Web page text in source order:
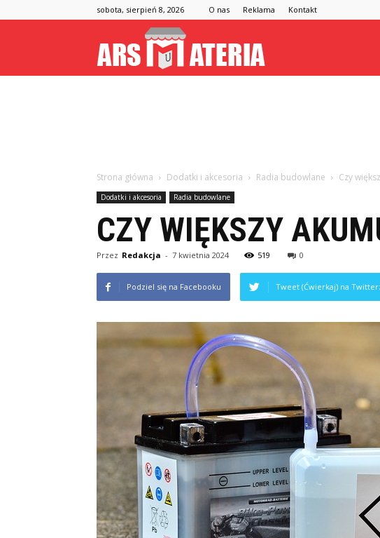
sobota, sierpień 8, 2026 O nas Reklama Kontakt
Strona główna Dodatki i akcesoria Radia budowlane Czy
Dodatki i akcesoria Radia budowlane
CZY WIĘKSZY
Przez Redakcja - 7 kwietnia 2024 519 0
Podziel się na Facebooku Tweet (Ćwierkaj) na